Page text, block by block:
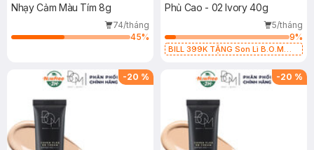
Nhạy Cảm Màu Tím 8g
74/tháng
45%
Phủ Cao - 02 Ivory 40g
5/tháng
9%
BILL 399K TẶNG Son Lì B.O.M
(SL có hạn)
-20 % -20 %